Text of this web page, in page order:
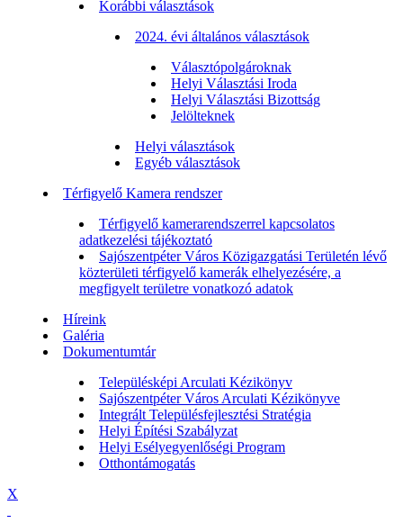
Korábbi választások
2024. évi általános választások
Választópolgároknak
Helyi Választási Iroda
Helyi Választási Bizottság
Jelölteknek
Helyi választások
Egyéb választások
Térfigyelő Kamera rendszer
Térfigyelő kamerarendszerrel kapcsolatos
adatkezelési tájékoztató
Sajószentpéter Város Közigazgatási Területén lévő
közterületi térfigyelő kamerák elhelyezésére, a
megfigyelt területre vonatkozó adatok
Híreink
Galéria
Dokumentumtár
Településképi Arculati Kézikönyv
Sajószentpéter Város Arculati Kézikönyve
Integrált Településfejlesztési Stratégia
Helyi Építési Szabályzat
Helyi Esélyegyenlőségi Program
Otthontámogatás
X